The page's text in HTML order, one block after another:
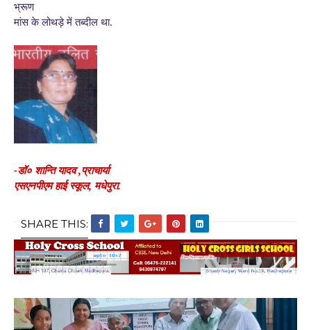
भ्रूण
मांस के लोथड़े में तब्दील था.
-डॉ० शान्ति यादव ,प्राचार्या
एसएनपीएम हाई स्कूल, मधेपुरा.
SHARE THIS: